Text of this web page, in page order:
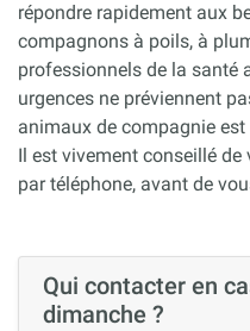
répondre rapidement aux
compagnons à poils, à
professionnels de la santé
urgences ne préviennent
animaux de compagnie
Il est vivement conseillé
par téléphone, avant de
Qui contacter en
dimanche ?